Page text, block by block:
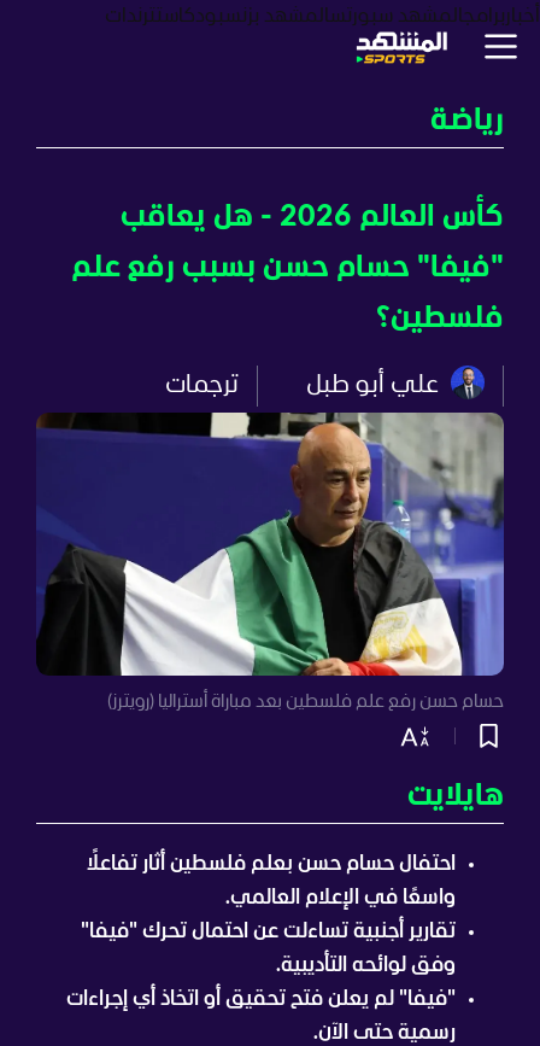
أخبار برامجالمشهد سبورتسالمشهد بزنسبودكاستترندات
رياضة
كأس العالم 2026 - هل يعاقب
"فيفا" حسام حسن بسبب رفع علم
فلسطين؟
علي أبو طبل ترجمات
حسام حسن رفع علم فلسطين بعد مباراة أستراليا (رويترز)
هايلايت
احتفال حسام حسن بعلم فلسطين أثار تفاعلًا
واسعًا في الإعلام العالمي.
تقارير أجنبية تساءلت عن احتمال تحرك "فيفا"
وفق لوائحه التأديبية.
"فيفا" لم يعلن فتح تحقيق أو اتخاذ أي إجراءات
رسمية حتى الآن.